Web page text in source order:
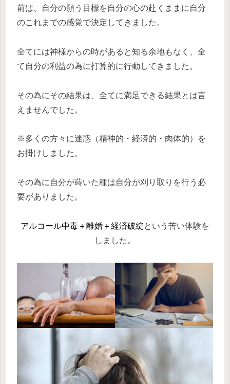
前は、自分の願う目標を自分の心の赴くままに自分
のこれまでの感覚で決定してきました。
全てには神様からの時があると知る余地もなく、全
て自分の利益の為に打算的に行動してきました。
その為にその結果は、全てに満足できる結果とは言
えませんでした。
※多くの方々に迷惑（精神的・経済的・肉体的）を
お掛けしました。
その為に自分が蒔いた種は自分が刈り取りを行う必
要がありました。
アルコール中毒＋離婚＋経済破綻という苦い体験を
しました。